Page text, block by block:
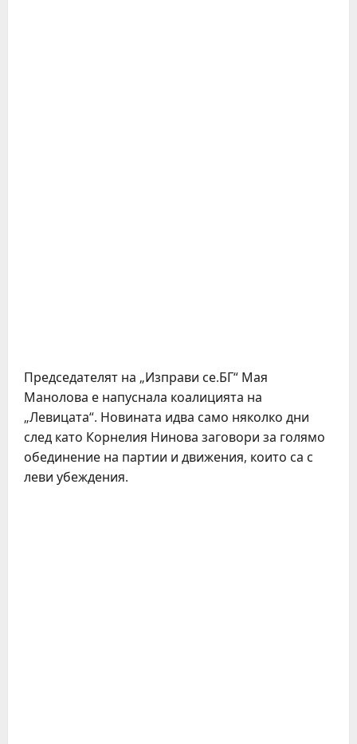
Председателят на „Изправи се.БГ“ Мая
Манолова е напуснала коалицията на
„Левицата“. Новината идва само няколко дни
след като Корнелия Нинова заговори за голямо
обединение на партии и движения, които са с
леви убеждения.